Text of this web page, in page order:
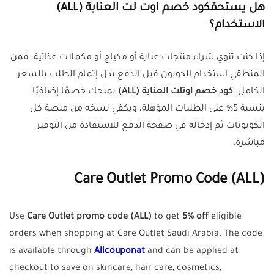
هل يستحقكود خصم اوت لت العناية (ALL)
الاستخدام؟
إذا كنت تنوي شراء منتجات عناية أو مكياج أو مكملات غذائية، فمن
المنطقي استخدام الكوبون قبل الدفع بدل إتمام الطلب بالسعر
الكامل. كود خصم اوتلت العناية (ALL)
يمنحك خصمًا إضافيًا
بنسبة 5% على الطلبات المؤهلة، ويكفي نسخه من منصة كل
الكوبونات ثم إدخاله في صفحة الدفع للاستفادة من التوفير
مباشرة.
Care Outlet Promo Code (ALL)
Use Care Outlet promo code (ALL) to get 5% off eligible
orders when shopping at Care Outlet Saudi Arabia. The code
is available through Allcouponat and can be applied at
checkout to save on skincare, hair care, cosmetics,